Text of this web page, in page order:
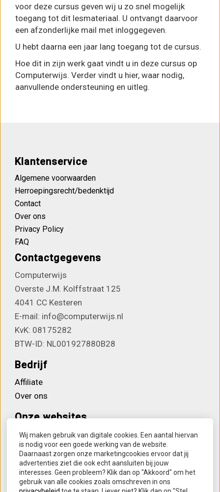
voor deze cursus geven wij u zo snel mogelijk
toegang tot dit lesmateriaal. U ontvangt daarvoor
een afzonderlijke mail met inloggegeven.
U hebt daarna een jaar lang toegang tot de cursus.
Hoe dit in zijn werk gaat vindt u in deze cursus op
Computerwijs. Verder vindt u hier, waar nodig,
aanvullende ondersteuning en uitleg.
Klantenservice
Algemene voorwaarden
Herroepingsrecht/bedenktijd
Contact
Over ons
Privacy Policy
FAQ
Contactgegevens
Computerwijs
Overste J.M. Kolffstraat 125
4041 CC Kesteren
E-mail: info@computerwijs.nl
KvK: 08175282
BTW-ID: NL001927880B28
Bedrijf
Affiliate
Over ons
Onze websites
Computerwijs
Houvast bij dementie
Lettertreintjes
SmartwatchOnline
Soundpillow Slaapsysteem
Wij maken gebruik van digitale cookies. Een aantal hiervan
is nodig voor een goede werking van de website.
Daarnaast zorgen onze marketingcookies ervoor dat jij
advertenties ziet die ook echt aansluiten bij jouw
interesses. Geen probleem? Klik dan op "Akkoord" om het
gebruik van alle cookies zoals omschreven in ons